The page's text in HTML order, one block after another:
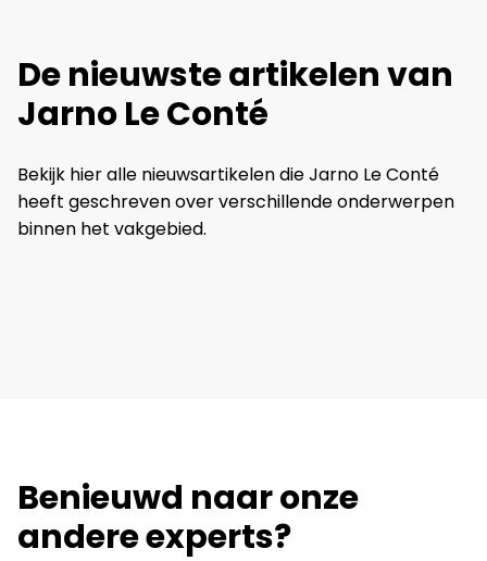
De nieuwste artikelen van
Jarno Le Conté
Bekijk hier alle nieuwsartikelen die Jarno Le Conté
heeft geschreven over verschillende onderwerpen
binnen het vakgebied.
Benieuwd naar onze
andere experts?